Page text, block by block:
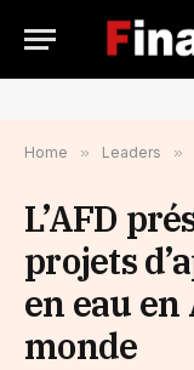
Home » Leaders »
L’AFD
projets
en eau
monde